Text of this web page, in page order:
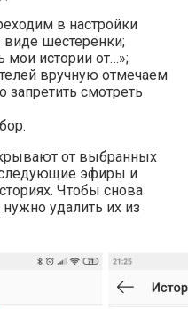
в настройки
виде шестерёнки;
истории от…»;
вручную отмечаем
запретить смотреть
от выбранных
эфиры и
Чтобы снова
удалить их из